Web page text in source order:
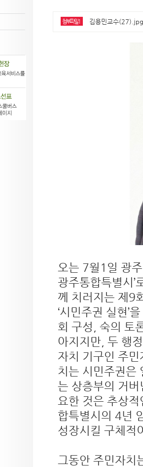
첨부파일1 김용민교수
오는 7월1일 광
광주통합특별시
께 치러지는 제9
‘시민주권 실현’
회 구성, 숙의 토
아지지만, 두 행
자치 기구인 주
치는 시민주권은
는 상층부의 거
요한 것은 추상
합특별시의 4년
성장시킬 구체적
그동안 주민자치